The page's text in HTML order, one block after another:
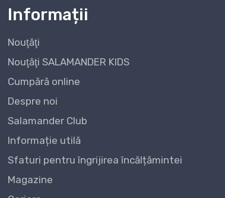
Informații
Nouţăţi
Nouţăţi SALAMANDER KIDS
Cumpără online
Despre noi
Salamander Club
Informație utilă
Sfaturi pentru îngrijirea încălțămintei
Magazine